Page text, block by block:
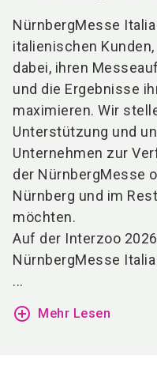
NürnbergMesse
italienischen
dabei, ihren
und die Ergebnisse
maximieren. Wir
Unterstützung und
Unternehmen zur
der NürnbergMesse
Nürnberg und im
möchten.
Auf der Interzoo
NürnbergMesse
...
add_circle_outline Mehr Lesen